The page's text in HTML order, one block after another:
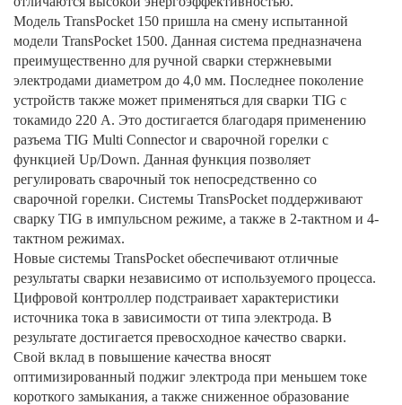
Модель TransPocket 150 пришла на смену испытанной
модели TransPocket 1500. Данная система предназначена
преимущественно для ручной сварки стержневыми
электродами диаметром до 4,0 мм. Последнее поколение
устройств также может применяться для сварки TIG с
токамидо 220 А. Это достигается благодаря применению
разъема TIG Multi Connector и сварочной горелки с
функцией Up/Down. Данная функция позволяет
регулировать сварочный ток непосредственно со
сварочной горелки. Системы TransPocket поддерживают
сварку TIG в импульсном режиме, а также в 2-тактном и 4-
тактном режимах.
Новые системы TransPocket обеспечивают отличные
результаты сварки независимо от используемого процесса.
Цифровой контроллер подстраивает характеристики
источника тока в зависимости от типа электрода. В
результате достигается превосходное качество сварки.
Свой вклад в повышение качества вносят
оптимизированный поджиг электрода при меньшем токе
короткого замыкания, а также сниженное образование